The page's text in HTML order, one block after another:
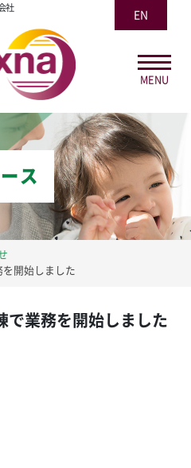
社
EN
MENU
ス
を開始しました
で業務を開始しました